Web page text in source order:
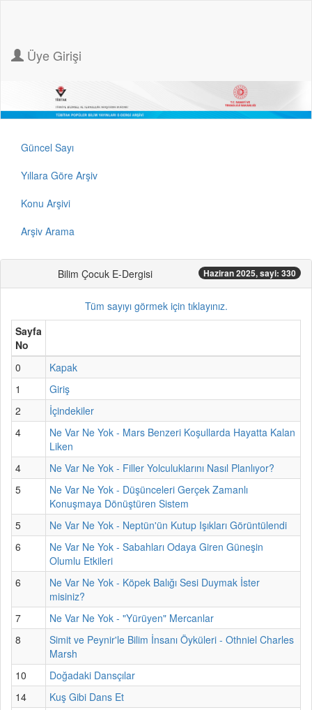
Üye Girişi
Güncel Sayı
Yıllara Göre Arşiv
Konu Arşivi
Arşiv Arama
Bilim Çocuk E-Dergisi Haziran 2025, sayi: 330
Tüm sayıyı görmek için tıklayınız.
Sayfa
No
0
Kapak
1
Giriş
2
İçindekiler
4
Ne Var Ne Yok - Mars Benzeri Koşullarda Hayatta Kalan
Liken
4
Ne Var Ne Yok - Filler Yolculuklarını Nasıl Planlıyor?
5
Ne Var Ne Yok - Düşünceleri Gerçek Zamanlı
Konuşmaya Dönüştüren Sistem
5
Ne Var Ne Yok - Neptün'ün Kutup Işıkları Görüntülendi
6
Ne Var Ne Yok - Sabahları Odaya Giren Güneşin
Olumlu Etkileri
6
Ne Var Ne Yok - Köpek Balığı Sesi Duymak İster
misiniz?
7
Ne Var Ne Yok - "Yürüyen" Mercanlar
8
Simit ve Peynir'le Bilim İnsanı Öyküleri - Othniel Charles
Marsh
10
Doğadaki Dansçılar
14
Kuş Gibi Dans Et